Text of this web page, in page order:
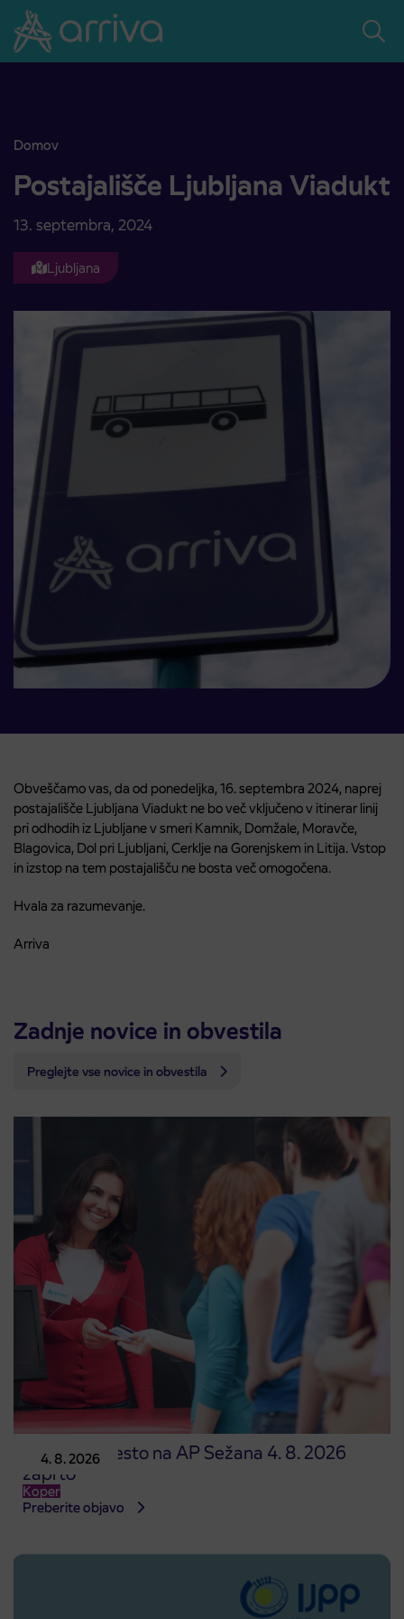
Skoči na vsebino
Domov
Postajališče Ljubljana Viadukt
Postajališče Ljubljana Viadukt
13. septembra, 2024
Ljubljana
Obveščamo vas, da od ponedeljka, 16. septembra 2024, naprej
postajališče Ljubljana Viadukt ne bo več vključeno v itinerar linij
pri odhodih iz Ljubljane v smeri Kamnik, Domžale, Moravče,
Blagovica, Dol pri Ljubljani, Cerklje na Gorenjskem in Litija. Vstop
in izstop na tem postajališču ne bosta več omogočena.
Hvala za razumevanje.
Arriva
Zadnje novice in obvestila
Preglejte vse novice in obvestila
4. 8. 2026
Prodajno mesto na AP Sežana 4. 8. 2026
zaprto
Koper
Preberite objavo